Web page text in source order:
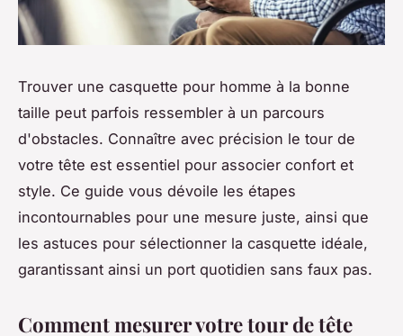
Trouver une casquette pour homme à la bonne
taille peut parfois ressembler à un parcours
d'obstacles. Connaître avec précision le tour de
votre tête est essentiel pour associer confort et
style. Ce guide vous dévoile les étapes
incontournables pour une mesure juste, ainsi que
les astuces pour sélectionner la casquette idéale,
garantissant ainsi un port quotidien sans faux pas.
Comment mesurer votre tour de tête